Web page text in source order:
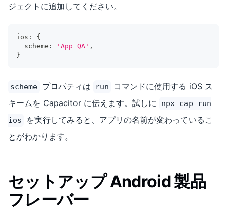
ジェクトに追加してください。
ios :
{
  scheme
: 'App QA' ,
}
scheme プロパティは run
コマンドに使用する iOS ス
キームを Capacitor に伝えます。試しに
npx cap run
ios
を実行してみると、アプリの名前が変わっているこ
とがわかります。
セットアップ Android 製品
フレーバー